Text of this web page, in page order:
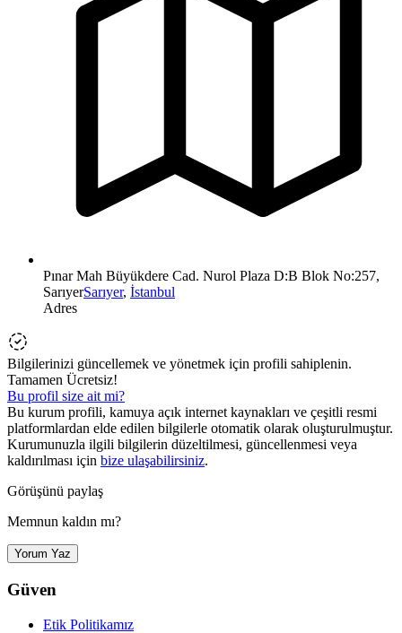
Pınar Mah Büyükdere Cad. Nurol Plaza D:B Blok No:257,
SarıyerSarıyer, İstanbul
Adres
Bilgilerinizi güncellemek ve yönetmek için profili sahiplenin.
Tamamen Ücretsiz!
Bu profil size ait mi?
Bu kurum profili, kamuya açık internet kaynakları ve çeşitli resmi
platformlardan elde edilen bilgilerle otomatik olarak oluşturulmuştur.
Kurumunuzla ilgili bilgilerin düzeltilmesi, güncellenmesi veya
kaldırılması için bize ulaşabilirsiniz.
Görüşünü paylaş
Memnun kaldın mı?
Yorum Yaz
Güven
Etik Politikamız